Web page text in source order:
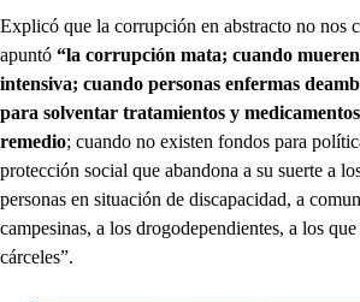
Explicó que la corrupción en abstracto no nos
apuntó “la corrupción mata; cuando
intensiva; cuando personas enfermas
para solventar tratamientos y
remedio; cuando no existen fondos para
protección social que abandona a su suerte a
personas en situación de discapacidad, a
campesinas, a los drogodependientes, a los
cárceles”.